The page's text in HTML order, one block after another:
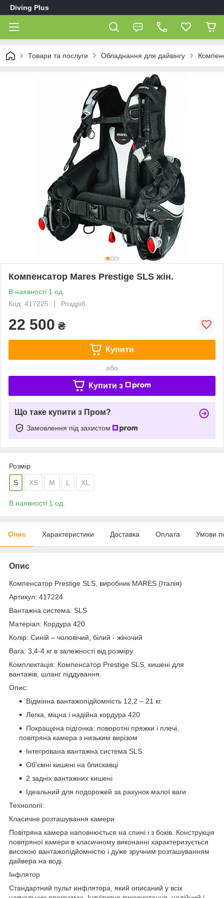
Diving Plus
Товари та послуги Обладнання для дайвінгу
Компенсатор Mares Prestige SLS жін.
В наявності 1 од.
Код: 417225
Роздріб
22 500 ₴
Купити
або
Купити з
Що таке купити з Пром?
Замовлення під захистом
Розмір
S XS M L XL
В наявності 1 од.
Опис Характеристики Доставка Оплата Умови
Опис
Компенсатор Prestige SLS, виробник MARES (Італія)
Артикул: 417224
Вантажна система: SLS
Матеріал: Кордура 420
Колір: Синій – чоловічий, білий - жіночий
Вага: 3,4-4 кг в залежності від розміру
Комплектація: Компенсатор Prestige SLS, кишені для
вантажів, шланг піддування.
Опис:
Відмінна вантажопідйомність 12,2 – 21 кг.
Легка, міцна і надійна кордура 420
Покращена підгонка: поворотні пряжки і плечі,
повітряна камера з низьким вирізом
Інтегрована вантажна система SLS
Об'ємні кишені на блискавці
2 задніх вантажних кишені
Ідеальний для подорожей за рахунок малої ваги
Технології:
Класичне розташування камери
Повітряна камера наповнюється на спині і з боків. Конструкція
повітряної камери в класичному виконанні характеризується
високою вантажопідйомністю і дуже зручним розташуванням
дайвера на воді.
Інфлятор
Стандартний пульт инфлятора, який описаний у всіх